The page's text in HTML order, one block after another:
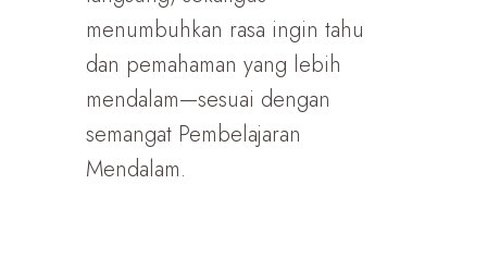
menumbuhkan rasa ingin tahu
dan pemahaman yang lebih
mendalam—sesuai dengan
semangat Pembelajaran
Mendalam.